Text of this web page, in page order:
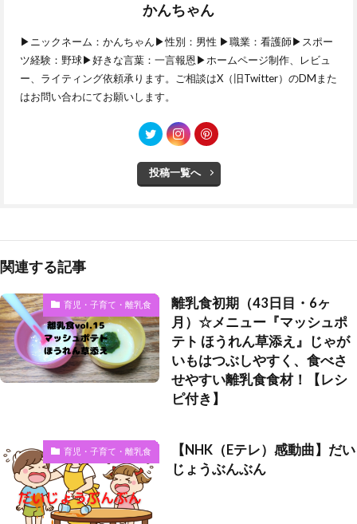
かんちゃん
▶ニックネーム：かんちゃん▶性別：男性 ▶職業：看護師▶スポー
ツ経験：野球▶好きな言葉：一言報恩▶ホームページ制作、レビュ
ー、ライティング依頼承ります。ご相談はX（旧Twitter）のDMまた
はお問い合わにてお願いします。
投稿一覧へ
関連する記事
育児・子育て・離乳食
離乳食初期（43日目・6ヶ
月）☆メニュー『マッシュポ
テト ほうれん草添え』じゃが
いもはつぶしやすく、食べさ
せやすい離乳食食材！【レシ
ピ付き】
育児・子育て・離乳食
【NHK（Eテレ）感動曲】だい
じょうぶんぶん